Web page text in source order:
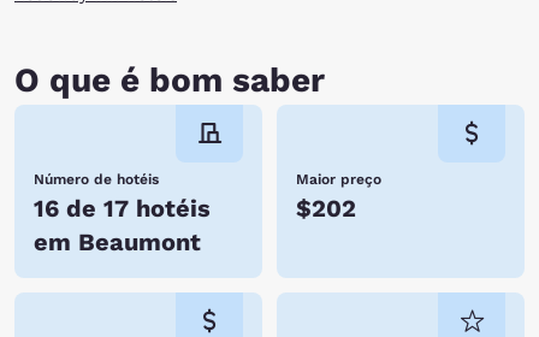
O que é bom saber
Número de hotéis
16 de 17 hotéis
em Beaumont
Maior preço
$202